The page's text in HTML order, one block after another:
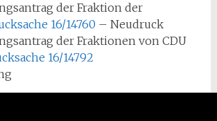
der Fraktion der
16/14760 – Neudruck
der Fraktionen von CDU
16/14792